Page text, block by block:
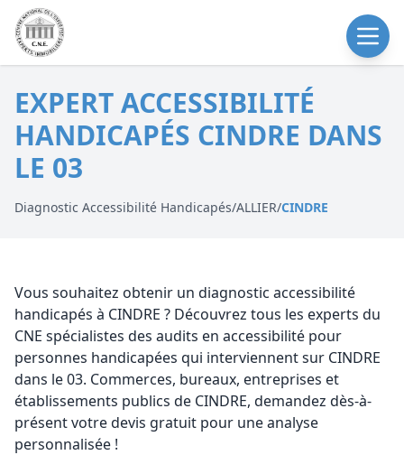
EXPERT ACCESSIBILITÉ
HANDICAPÉS CINDRE DANS
LE 03
Diagnostic Accessibilité Handicapés/ALLIER/CINDRE
Vous souhaitez obtenir un diagnostic accessibilité
handicapés à CINDRE ? Découvrez tous les experts du
CNE spécialistes des audits en accessibilité pour
personnes handicapées qui interviennent sur CINDRE
dans le 03. Commerces, bureaux, entreprises et
établissements publics de CINDRE, demandez dès-à-
présent votre devis gratuit pour une analyse
personnalisée !